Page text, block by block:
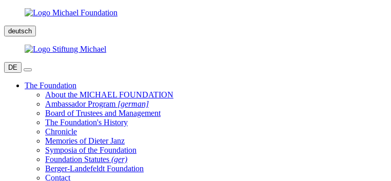
deutsch
DE
The Foundation
About the MICHAEL FOUNDATION
Ambassador Program [german]
Board of Trustees and Management
The Foundation's History
Chronicle
Memories of Dieter Janz
Symposia of the Foundation
Foundation Statutes (ger)
Berger-Landefeldt Foundation
Contact